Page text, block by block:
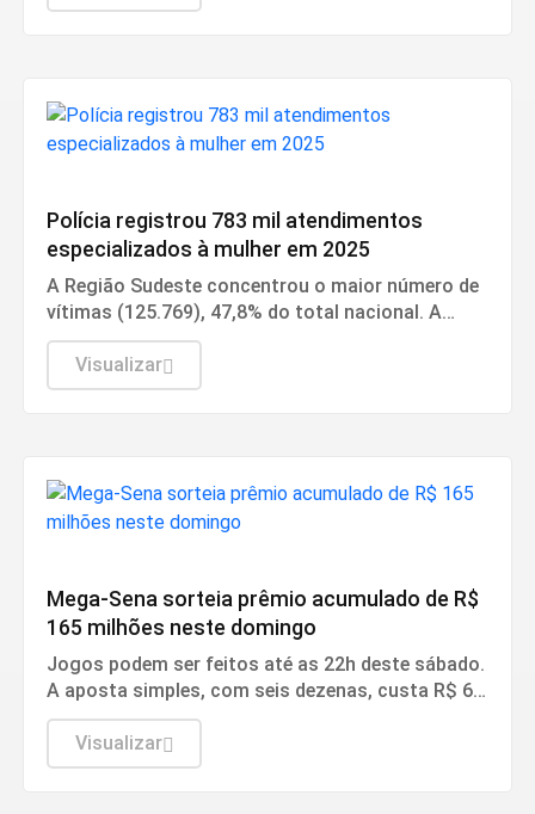
Polícia registrou 783 mil atendimentos
especializados à mulher em 2025
A Região Sudeste concentrou o maior número de
vítimas (125.769), 47,8% do total nacional. A
maioria foi de São Paulo.
Visualizar
Mega-Sena sorteia prêmio acumulado de R$
165 milhões neste domingo
Jogos podem ser feitos até as 22h deste sábado.
A aposta simples, com seis dezenas, custa R$ 6.
A aposta simples, com seis dezenas, custa R$ 6.
Visualizar